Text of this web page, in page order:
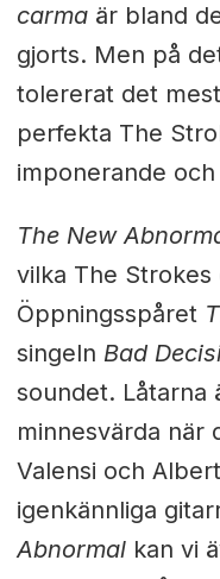
carma är bland
gjorts. Men på
tolererat det
perfekta The
imponerande
The New
vilka The
Öppningsspåret
singeln Bad
soundet. Låtarna
minnesvärda när
Valensi och
igenkännliga
Abnormalkan vi